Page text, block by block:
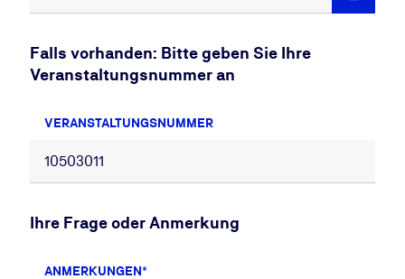
Falls vorhanden: Bitte geben Sie Ihre
Veranstaltungsnummer an
VERANSTALTUNGSNUMMER
Ihre Frage oder Anmerkung
ANMERKUNGEN